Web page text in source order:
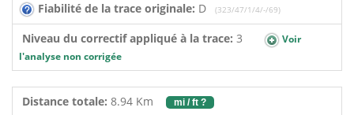
Fiabilité de la trace originale: D (323/47/1/4/-/69)
Niveau du correctif appliqué à la trace: 3
Voir
l'analyse non corrigée
Distance totale: 8.94 Km mi / ft ?